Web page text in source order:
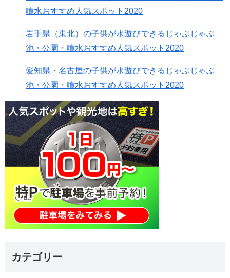
噴水おすすめ人気スポット2020
岩手県（東北）の子供が水遊びできるじゃぶじゃぶ
池・公園・噴水おすすめ人気スポット2020
愛知県・名古屋の子供が水遊びできるじゃぶじゃぶ
池・公園・噴水おすすめ人気スポット2020
カテゴリー